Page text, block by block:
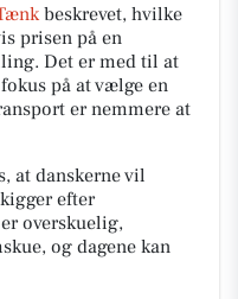
beskrevet, hvilke
prisen på en
Det er med til at
på at vælge en
er nemmere at
at danskerne vil
efter
overskuelig,
og dagene kan